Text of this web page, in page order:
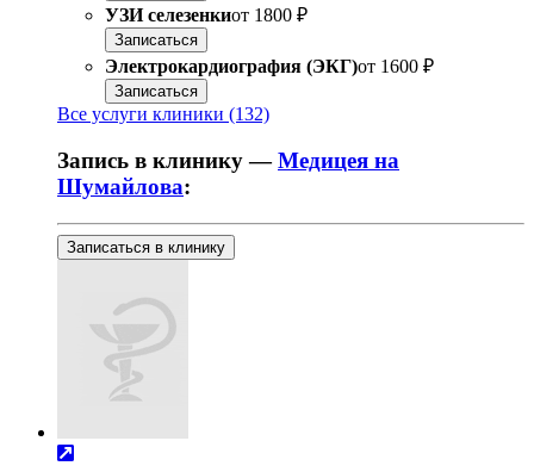
УЗИ селезенкиот 1800 ₽
Записаться
Электрокардиография (ЭКГ)от 1600 ₽
Записаться
Все услуги клиники (132)
Запись в клинику —Медицея на
Шумайлова:
Записаться в клинику